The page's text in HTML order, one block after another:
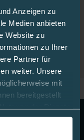
Anzeigen zu
Medien anbieten
Website zu
zu Ihrer
Partner für
weiter. Unsere
mit
bereitgestellt
Newsletter
von 10 Euro auf